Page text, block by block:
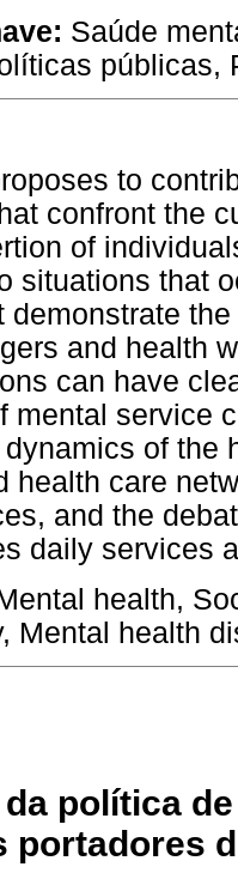
Saúde
públicas,
to
confront the
of
situations that
demonstrate
and health
can have
mental service
of the
health care
and the
daily services
health,
Mental health
política
portadores